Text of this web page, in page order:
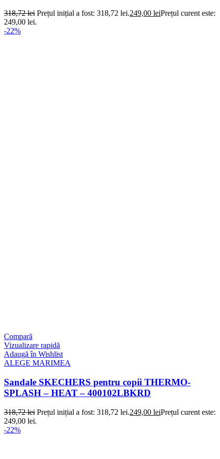
318,72lei Prețul inițial a fost: 318,72 lei.249,00 leiPrețul curent este:
249,00 lei.
-22%
Compară
Vizualizare rapidă
Adaugă în Wishlist
ALEGE MARIMEA
Sandale SKECHERS pentru copii THERMO-
SPLASH – HEAT – 400102LBKRD
318,72lei Prețul inițial a fost: 318,72 lei.249,00 leiPrețul curent este:
249,00 lei.
-22%